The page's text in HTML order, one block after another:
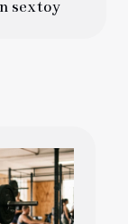
sextoy